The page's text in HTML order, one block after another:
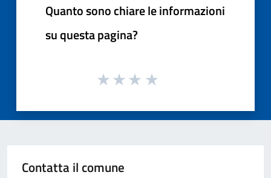
Quanto sono chiare le informazioni
su questa pagina?
Contatta il comune